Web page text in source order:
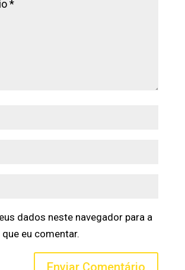
dados neste navegador para a
eu comentar.